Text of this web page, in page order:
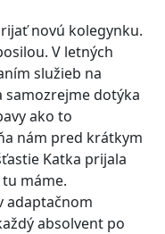
novú kolegynku.
V letných
služieb na
samozrejme dotýka
ako to
nám pred krátkym
Katka prijala
máme.
adaptačnom
absolvent po